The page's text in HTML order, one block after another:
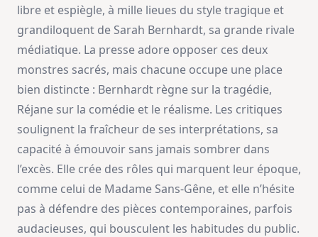
libre et espiègle, à mille lieues du style tragique et
grandiloquent de Sarah Bernhardt, sa grande rivale
médiatique. La presse adore opposer ces deux
monstres sacrés, mais chacune occupe une place
bien distincte : Bernhardt règne sur la tragédie,
Réjane sur la comédie et le réalisme. Les critiques
soulignent la fraîcheur de ses interprétations, sa
capacité à émouvoir sans jamais sombrer dans
l’excès. Elle crée des rôles qui marquent leur époque,
comme celui de Madame Sans-Gêne, et elle n’hésite
pas à défendre des pièces contemporaines, parfois
audacieuses, qui bousculent les habitudes du public.